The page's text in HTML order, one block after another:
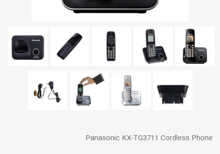
Panasonic KX-TG3711 Cordless Phone